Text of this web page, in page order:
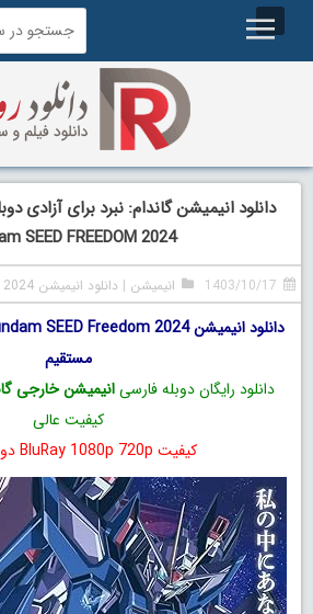
SEED FREEDOM 2024
1403/10/17 انیمیشن | دانلود انیمیشن 2024
مستقیم
دانلود رایگان دوبله فارسیانیمیشن خارجی
کیفیت عالی
کیفیت BluRay 1080p 720p دوبله فارسی